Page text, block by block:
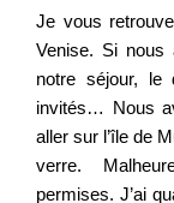
Je vous
Venise. Si
notre séjour,
invités… Nous
aller sur l’île de
verre.
permises. J’ai